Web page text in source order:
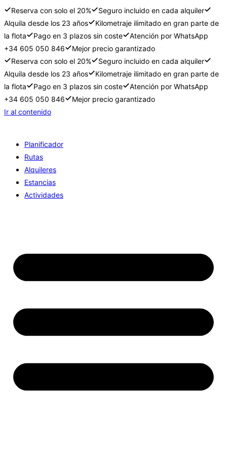
Reserva con solo el 20%
Seguro incluido en cada alquiler
Alquila desde los 23 años
Kilometraje ilimitado en gran parte de
la flota
Pago en 3 plazos sin coste
Atención por WhatsApp
+34 605 050 846
Mejor precio garantizado
Reserva con solo el 20%
Seguro incluido en cada alquiler
Alquila desde los 23 años
Kilometraje ilimitado en gran parte de
la flota
Pago en 3 plazos sin coste
Atención por WhatsApp
+34 605 050 846
Mejor precio garantizado
Ir al contenido
Planificador
Rutas
Alquileres
Estancias
Actividades